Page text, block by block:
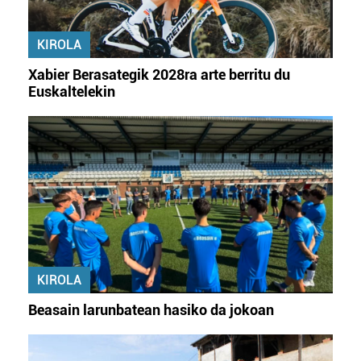
Webgune honek cookie propioak eta hirugarrenen cookie-
fitxategiak erabiltzen ditu. Zure esperientzia eta
zerbitzuak hobetzeko asmoz, cookie teknologiaz
baliatzen gara. Ohar hau onartuz gero, teknologia hori
erabiltzeko baimen esplizitua ematen diguzu.Gehiago
irakurri
KIROLA
Xabier Berasategik 2028ra arte berritu du
Euskaltelekin
KIROLA
Beasain larunbatean hasiko da jokoan